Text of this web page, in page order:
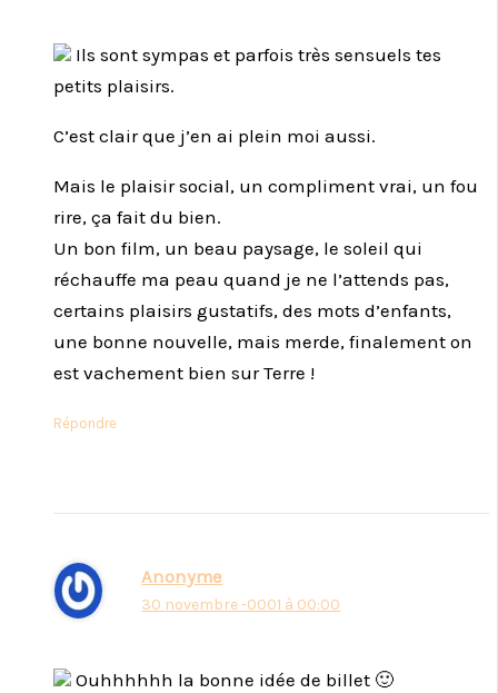
Ils sont sympas et parfois très sensuels tes
petits plaisirs.
C’est clair que j’en ai plein moi aussi.
Mais le plaisir social, un compliment vrai, un fou
rire, ça fait du bien.
Un bon film, un beau paysage, le soleil qui
réchauffe ma peau quand je ne l’attends pas,
certains plaisirs gustatifs, des mots d’enfants,
une bonne nouvelle, mais merde, finalement on
est vachement bien sur Terre !
Répondre
Anonyme
30 novembre -0001 à 00:00
Ouhhhhhh la bonne idée de billet 🙂